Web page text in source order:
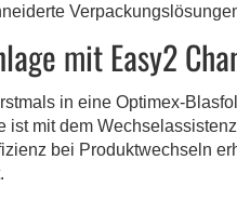
mit Easy2
in eine Optimex-
ist mit dem
bei Produktwechseln